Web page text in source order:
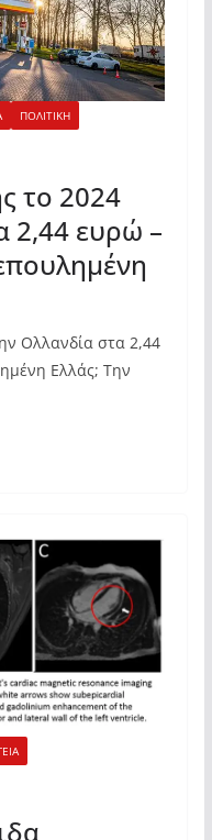
ΠΟΛΙΤΙΚΗ
το 2024
2,44 ευρώ –
Ολλανδία στα 2,44
Ελλάς; Την